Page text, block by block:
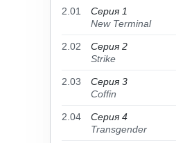
2.01
Серия 1
New Terminal
2.02
Серия 2
Strike
2.03
Серия 3
Coffin
2.04
Серия 4
Transgender